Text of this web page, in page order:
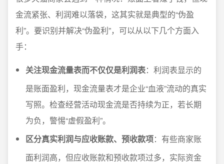
金流紧张、利润难以落袋，这其实就是典型的“伪盈
利”。要识别并解决“伪盈利”，可以从以下几个方面入
手：
关注现金流量表而不仅仅是利润表：利润表显示的
是账面盈利，现金流量表才是企业“血液”流动的真实
写照。检查经营活动现金流是否持续为正，若长期
为负，警惕“虚假盈利”。
区分真实利润与应收账款、预收款项：有些商家账
面利润高，但应收账款和预收款项过多，实际资金